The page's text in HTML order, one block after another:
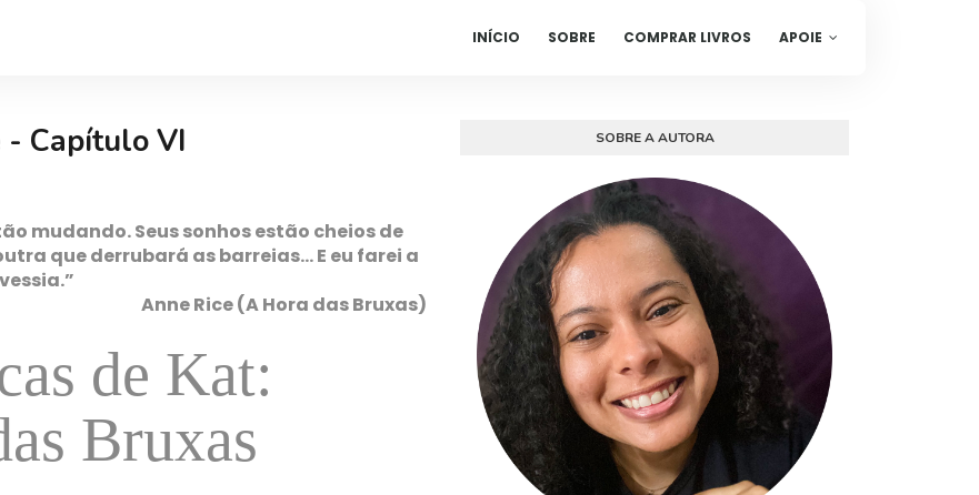
INÍCIO SOBRE COMPRAR LIVROS APOIE
- Capítulo VI
mudando. Seus sonhos estão cheios de
que derrubará as barreias... E eu farei a
Anne Rice (A Hora das Bruxas)
de Kat:
Bruxas
SOBRE A AUTORA